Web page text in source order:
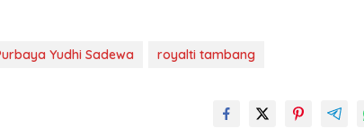
Yudhi Sadewa royalti tambang